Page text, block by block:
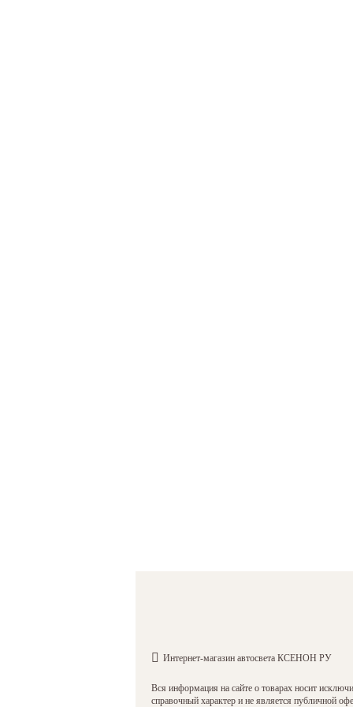
Интернет-магазин автосвета КСЕНОН РУ
Вся информация на сайте о товарах носит
справочный характер и не является публичной